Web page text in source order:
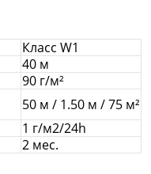
Класс W1
40 м
90 г/м²
50 м / 1.50 м / 75 м²
1 г/м2/24h
2 мес.